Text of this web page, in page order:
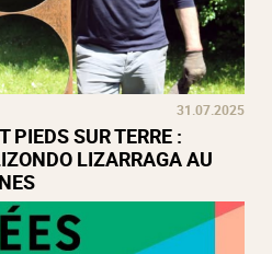
31.07.2025
PIEDS SUR TERRE :
LIZARRAGA AU